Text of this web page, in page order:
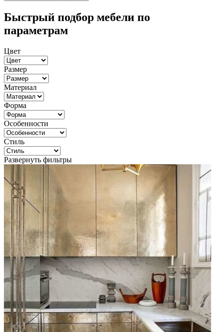
Быстрый подбор мебели по
параметрам
Цвет
Размер
Материал
Форма
Особенности
Стиль
Развернуть фильтры